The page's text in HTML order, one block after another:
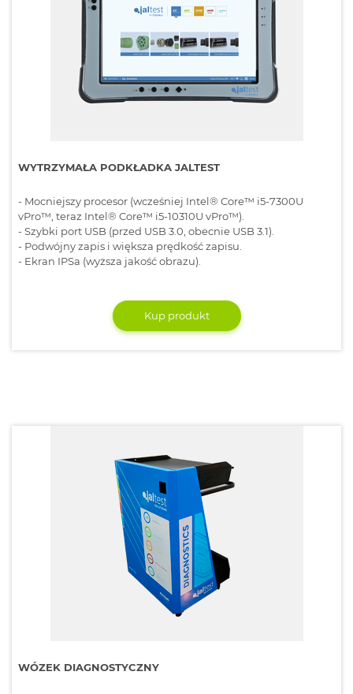
WYTRZYMAŁA PODKŁADKA JALTEST
- Mocniejszy procesor (wcześniej Intel® Core™ i5-7300U
vPro™, teraz Intel® Core™ i5-10310U vPro™).
- Szybki port USB (przed USB 3.0, obecnie USB 3.1).
- Podwójny zapis i większa prędkość zapisu.
- Ekran IPSa (wyższa jakość obrazu).
Kup produkt
WÓZEK DIAGNOSTYCZNY